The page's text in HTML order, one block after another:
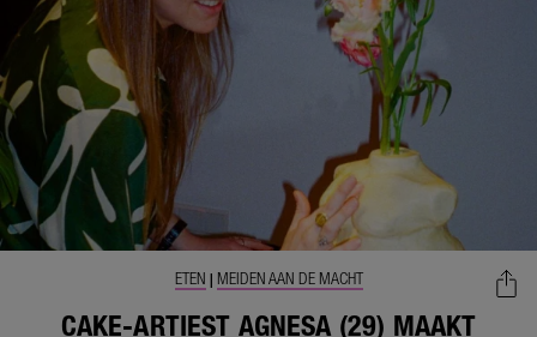
CAKE-ARTIEST AGNESA (29) MAAKT
ETEN | MEIDEN AAN DE MACHT